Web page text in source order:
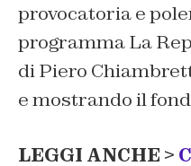
provocatoria e
programma La
di Piero
e mostrando il
LEGGI ANCHE >